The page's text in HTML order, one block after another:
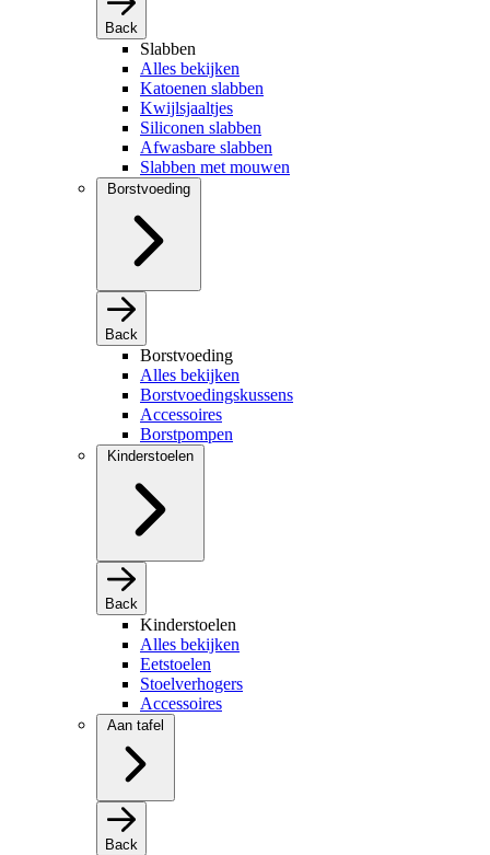
Back
Slabben
Alles bekijken
Katoenen slabben
Kwijlsjaaltjes
Siliconen slabben
Afwasbare slabben
Slabben met mouwen
Borstvoeding
Back
Borstvoeding
Alles bekijken
Borstvoedingskussens
Accessoires
Borstpompen
Kinderstoelen
Back
Kinderstoelen
Alles bekijken
Eetstoelen
Stoelverhogers
Accessoires
Aan tafel
Back